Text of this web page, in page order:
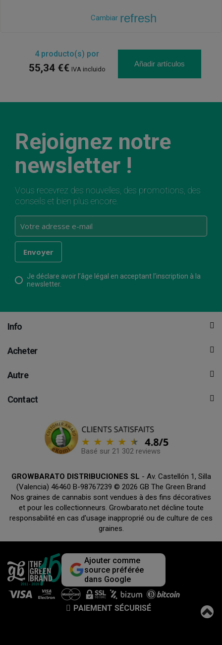
Cambiar refresh
4producto(s) por
55,34 €€ IVA incluido
Añadir artículos
Rejoignez notre
newsletter !
Vous recevrez des nouvelles, des promotions, des
conseils et bien plus encore.
Je déclare avoir l’âge légal en acceptant l’inscription à la
newsletter.
Info
Acheter
Autre
Contact
Basé sur 21 302 reviews
GROWBARATO DISTRIBUCIONES SL - Av. Castellón 1, Silla
(Valencia) 46460 B-98767239 © 2026 GB The Green Brand
Nos graines de cannabis sont vendues à des fins décoratives
et pour les collectionneurs. Growbarato.net décline toute
responsabilité en cas d’usage inapproprié ou de culture de ces
graines.
Ajouter comme
source préférée
dans Google
PAIEMENT SÉCURISÉ